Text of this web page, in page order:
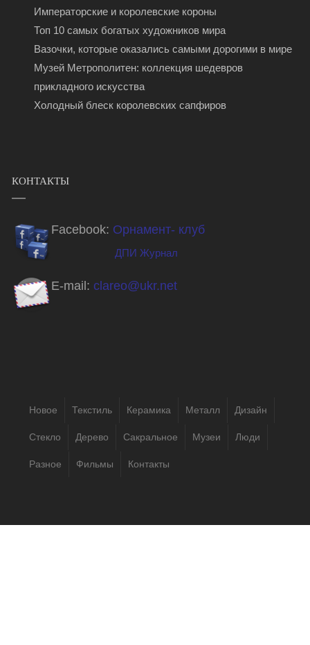
Императорские и королевские короны
Топ 10 самых богатых художников мира
Вазочки, которые оказались самыми дорогими в мире
Музей Метрополитен: коллекция шедевров
прикладного искусства
Холодный блеск королевских сапфиров
КОНТАКТЫ
Facebook: Орнамент- клуб
ДПИ Журнал
E-mail: clareo@ukr.net
Новое Текстиль Керамика Металл Дизайн
Стекло Дерево Сакральное Музеи Люди
Разное Фильмы Контакты